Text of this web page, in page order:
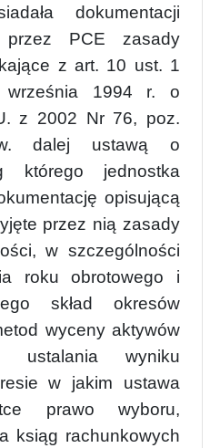
dokumentacji
przez PCE zasady
z art. 10 ust. 1
1994 r. o
z 2002 Nr 76, poz.
dalej ustawą o
którego jednostka
opisującą
przez nią zasady
w szczególności
roku obrotowego i
skład okresów
wyceny aktywów
wyniku
w jakim ustawa
prawo wyboru,
ksiąg rachunkowych